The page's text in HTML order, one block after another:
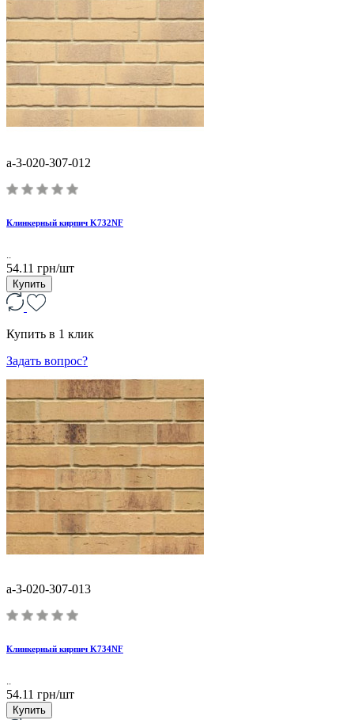
a-3-020-307-012
Клинкерный кирпич K732NF
54.11 грн/шт
Купить
Купить в 1 клик
Задать вопрос?
a-3-020-307-013
Клинкерный кирпич K734NF
54.11 грн/шт
Купить